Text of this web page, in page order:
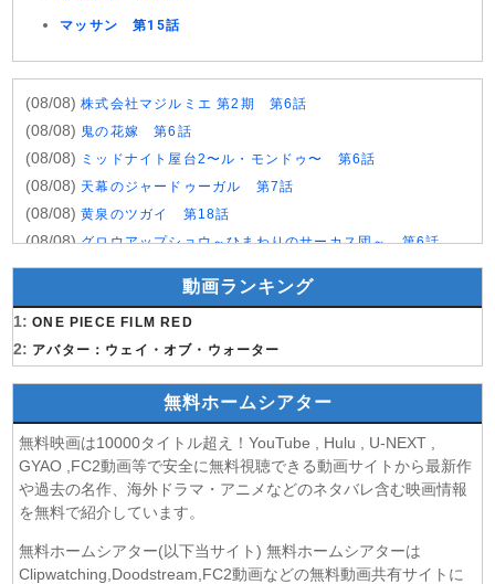
マッサン 第15話
(08/08)株式会社マジルミエ 第2期 第6話
(08/08) 鬼の花嫁 第6話
(08/08) ミッドナイト屋台2〜ル・モンドゥ〜 第6話
(08/08) 天幕のジャードゥーガル 第7話
(08/08)黄泉のツガイ 第18話
(08/08)グロウアップショウ～ひまわりのサーカス団～ 第6話
(08/08)夏色の雲が恋と嵐をまきおこす 第5話
岩元先輩ノ推薦 第6話
(08/08)BLEACH 千年血戦篇-禍進譚- 第3話
(08/08)BLACK TORCH 第6話
猫と竜 第7話
告白ー25年目の秘密ー 第5話
(08/08)クレヨンしんちゃん 2026年8月8日
(08/08)ドラえもん 2026年8月8日
(08/08)本好きの下剋上 領主の養女 第17話
(08/08)うしろの正面カムイさん 第6話
(08/08)
ヘルモード～やり込み好きのゲーマーは廃設定の異世界で
無双する～ 2nd Season 第6話
動画ランキング
1: ONE PIECE FILM RED
2: アバター：ウェイ・オブ・ウォーター
無料ホームシアター
無料映画は10000タイトル超え！YouTube , Hulu , U-NEXT ,
GYAO ,FC2動画等で安全に無料視聴できる動画サイトから最新作
や過去の名作、海外ドラマ・アニメなどのネタバレ含む映画情報
を無料で紹介しています。
無料ホームシアター(以下当サイト) 無料ホームシアターは
Clipwatching,Doodstream,FC2動画などの無料動画共有サイトに